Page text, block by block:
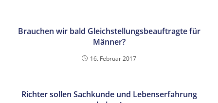
Brauchen wir bald Gleichstellungsbeauftragte für
Männer?
16. Februar 2017
Richter sollen Sachkunde und Lebenserfahrung